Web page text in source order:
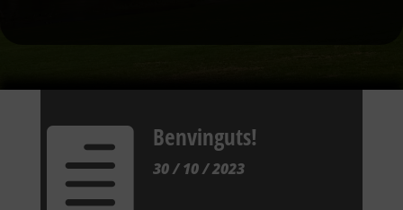
 Benvinguts!
30 / 10 / 2023